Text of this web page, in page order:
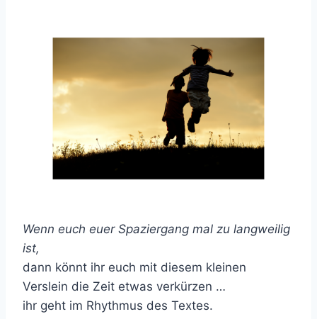
Wenn euch euer Spaziergang mal zu langweilig
ist,
dann könnt ihr euch mit diesem kleinen
Verslein die Zeit etwas verkürzen …
ihr geht im Rhythmus des Textes.